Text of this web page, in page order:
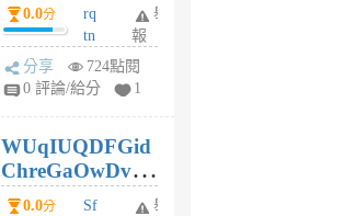
0.0分
rq
tn
jt
gl
個
月
前
舉
報
分享
724點閱
0 評論/給分
1
WUqIUQDFGid
ChreGaOwDv
dY0.0分
Sf
舉